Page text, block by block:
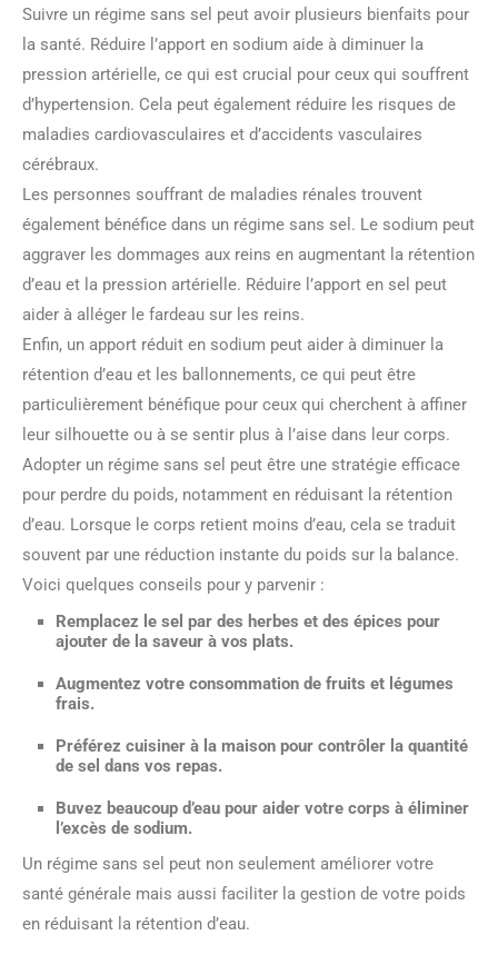
Suivre un régime sans sel peut avoir plusieurs bienfaits pour
la santé. Réduire l’apport en sodium aide à diminuer la
pression artérielle, ce qui est crucial pour ceux qui souffrent
d’hypertension. Cela peut également réduire les risques de
maladies cardiovasculaires et d’accidents vasculaires
cérébraux.
Les personnes souffrant de maladies rénales trouvent
également bénéfice dans un régime sans sel. Le sodium peut
aggraver les dommages aux reins en augmentant la rétention
d’eau et la pression artérielle. Réduire l’apport en sel peut
aider à alléger le fardeau sur les reins.
Enfin, un apport réduit en sodium peut aider à diminuer la
rétention d’eau et les ballonnements, ce qui peut être
particulièrement bénéfique pour ceux qui cherchent à affiner
leur silhouette ou à se sentir plus à l’aise dans leur corps.
Adopter un régime sans sel peut être une stratégie efficace
pour perdre du poids, notamment en réduisant la rétention
d’eau. Lorsque le corps retient moins d’eau, cela se traduit
souvent par une réduction instante du poids sur la balance.
Voici quelques conseils pour y parvenir :
Remplacez le sel par des herbes et des épices pour
ajouter de la saveur à vos plats.
Augmentez votre consommation de fruits et légumes
frais.
Préférez cuisiner à la maison pour contrôler la quantité
de sel dans vos repas.
Buvez beaucoup d’eau pour aider votre corps à éliminer
l’excès de sodium.
Un régime sans sel peut non seulement améliorer votre
santé générale mais aussi faciliter la gestion de votre poids
en réduisant la rétention d’eau.